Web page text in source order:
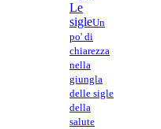
Le
sigleUn
po' di
chiarezza
nella
giungla
delle sigle
della
salute